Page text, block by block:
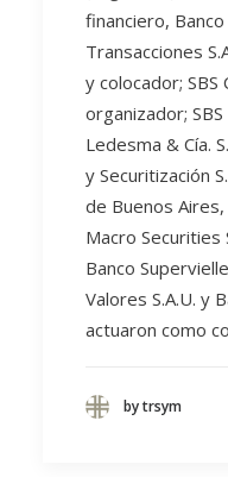
financiero,
Transacciones
y colocador; SBS
organizador; SBS
Ledesma & Cía.
y Securitización
de Buenos Aires,
Macro Securities
Banco
Valores S.A.U. y
actuaron como
by trsym